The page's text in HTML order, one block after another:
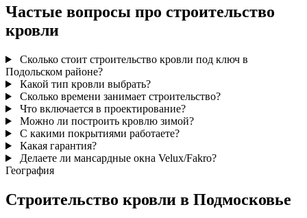
Частые вопросы про строительство
кровли
Сколько стоит строительство кровли под ключ в
Подольском районе?
Какой тип кровли выбрать?
Сколько времени занимает строительство?
Что включается в проектирование?
Можно ли построить кровлю зимой?
С какими покрытиями работаете?
Какая гарантия?
Делаете ли мансардные окна Velux/Fakro?
География
Строительство кровли в Подмосковье